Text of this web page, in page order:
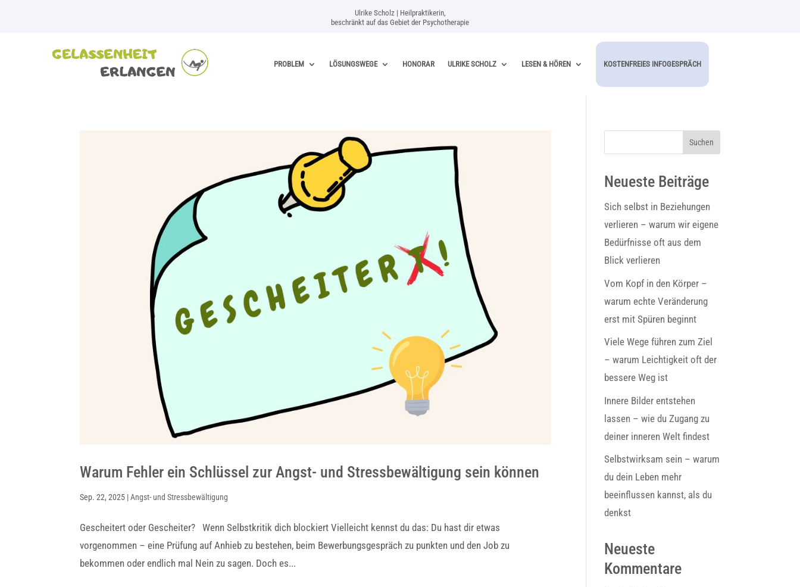
Ulrike Scholz | Heilpraktikerin,
beschränkt auf das Gebiet der Psychotherapie
PROBLEM LÖSUNGSWEGE HONORAR ULRIKE SCHOLZ LESEN & HÖREN KOSTENFREIES INFOGESPRÄCH
Warum Fehler ein Schlüssel zur Angst- und Stressbewältigung sein können
Sep. 22, 2025 |Angst- und Stressbewältigung
Gescheitert oder Gescheiter? Wenn Selbstkritik dich blockiert Vielleicht kennst du das: Du hast dir etwas
vorgenommen – eine Prüfung auf Anhieb zu bestehen, beim Bewerbungsgespräch zu punkten und den Job zu
bekommen oder endlich mal Nein zu sagen. Doch es...
Suchen
Neueste Beiträge
Sich selbst in Beziehungen
verlieren – warum wir eigene
Bedürfnisse oft aus dem
Blick verlieren
Vom Kopf in den Körper –
warum echte Veränderung
erst mit Spüren beginnt
Viele Wege führen zum Ziel
– warum Leichtigkeit oft der
bessere Weg ist
Innere Bilder entstehen
lassen – wie du Zugang zu
deiner inneren Welt findest
Selbstwirksam sein – warum
du dein Leben mehr
beeinflussen kannst, als du
denkst
Neueste
Kommentare